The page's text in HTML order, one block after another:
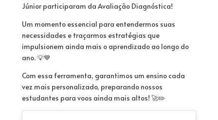
Júnior participaram da Avaliação Diagnóstica!
Um momento essencial para entendermos suas
necessidades e traçarmos estratégias que
impulsionem ainda mais o aprendizado ao longo do
ano. 💡💙
Com essa ferramenta, garantimos um ensino cada
vez mais personalizado, preparando nossos
estudantes para voos ainda mais altos! 🚀✏️